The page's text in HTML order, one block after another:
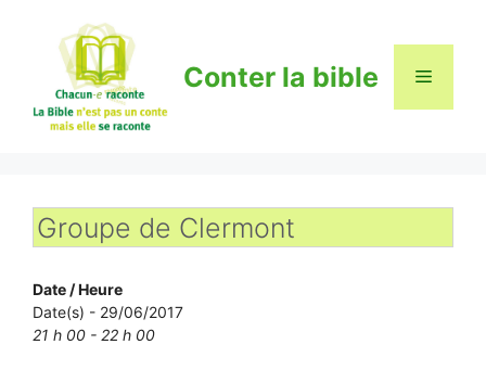
Conter la bible Menu
Groupe de Clermont
Date / Heure
Date(s) - 29/06/2017
21 h 00 - 22 h 00